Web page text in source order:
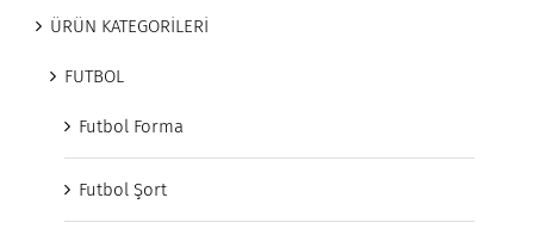
ÜRÜN KATEGORİLERİ
FUTBOL
Futbol Forma
Futbol Şort